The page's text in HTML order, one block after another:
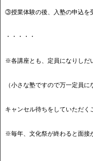
③授業体験の後、入塾の申込を
・・・・・
※各講座とも、定員になりしだ
（小さな塾ですので万一定員
キャンセル待ちをしていただく
※毎年、文化祭が終わると面接